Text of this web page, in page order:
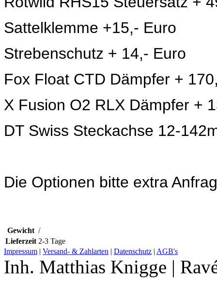
Sattelklemme +15,- Euro
Strebenschutz + 14,- Euro
Fox Float CTD Dämpfer +
X Fusion O2 RLX Dämpfer +
DT Swiss Steckachse 12-
Die Optionen bitte extra
Gewicht /
Lieferzeit 2-3 Tage
Impressum | Versand- & Zahlarten | Datenschutz | AGB's
Inh. Matthias Knigge |